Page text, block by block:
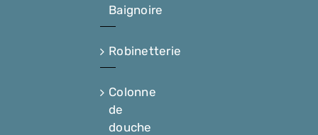
Baignoire
Robinetterie
Colonne
de
douche